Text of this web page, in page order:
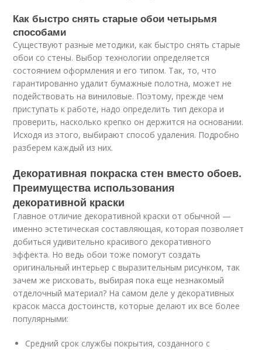
Как быстро снять старые обои четырьмя
способами
Существуют разные методики, как быстро снять старые
обои со стены. Выбор технологии определяется
состоянием оформления и его типом. Так, то, что
гарантированно удалит бумажные полотна, может не
подействовать на виниловые. Поэтому, прежде чем
приступать к работе, надо определить тип декора и
проверить, насколько крепко он держится на основании.
Исходя из этого, выбирают способ удаления. Подробно
разберем каждый из них.
Декоративная покраска стен вместо обоев.
Преимущества использования
декоративной краски
Главное отличие декоративной краски от обычной —
именно эстетическая составляющая, которая позволяет
добиться удивительно красивого декоративного
эффекта. Но ведь обои тоже помогут создать
оригинальный интерьер с выразительным рисунком, так
зачем же рисковать, выбирая пока еще незнакомый
отделочный материал? На самом деле у декоративных
красок масса достоинств, которые делают их все более
популярными:
Средний срок службы покрытия, созданного с